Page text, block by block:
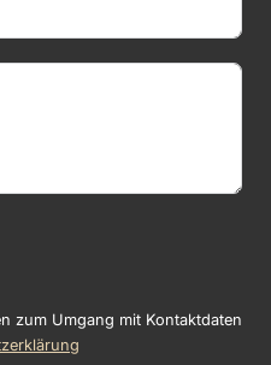
zum Umgang mit Kontaktdaten